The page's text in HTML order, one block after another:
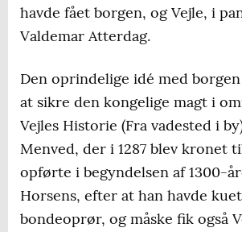
havde fået borgen, og Vejle, i
Valdemar Atterdag.
Den oprindelige idé med
at sikre den kongelige magt i
Vejles Historie (Fra vadested i
Menved, der i 1287 blev kronet
opførte i begyndelsen af 1300-
Horsens, efter at han havde
bondeoprør, og måske fik også